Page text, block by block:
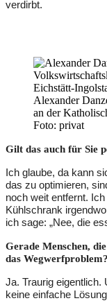
verdirbt.
Alexander
an der
Foto: privat
Gilt das auch für Sie
Ich glaube, da kann
das zu optimieren,
noch weit entfernt.
Kühlschrank
ich sage: „Nee, die
Gerade Menschen,
das Wegwerfproblem?
Ja. Traurig eigentlich.
keine einfache